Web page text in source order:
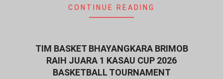
CONTINUE READING
TIM BASKET BHAYANGKARA BRIMOB
RAIH JUARA 1 KASAU CUP 2026
BASKETBALL TOURNAMENT